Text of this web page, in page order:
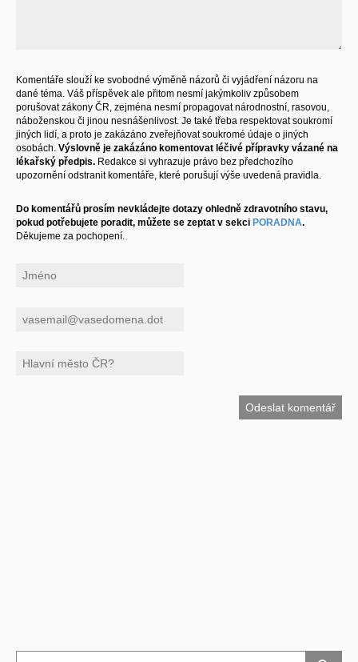
Komentáře slouží ke svobodné výměně názorů či vyjádření názoru na
dané téma. Váš příspěvek ale přitom nesmí jakýmkoliv způsobem
porušovat zákony ČR, zejména nesmí propagovat národnostní, rasovou,
náboženskou či jinou nesnášenlivost. Je také třeba respektovat soukromí
jiných lidí, a proto je zakázáno zveřejňovat soukromé údaje o jiných
osobách. Výslovně je zakázáno komentovat léčivé přípravky vázané na
lékařský předpis. Redakce si vyhrazuje právo bez předchozího
upozornění odstranit komentáře, které porušují výše uvedená pravidla.
Do komentářů prosím nevkládejte dotazy ohledně zdravotního stavu,
pokud potřebujete poradit, můžete se zeptat v sekci PORADNA.
Děkujeme za pochopení.